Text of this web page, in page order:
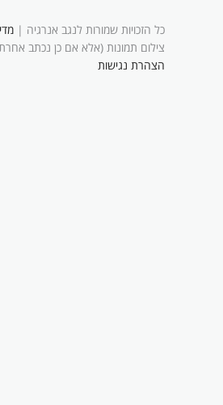
כל הזכויות שמורות לנגב אנרגיה |
צילום תמונות (אלא אם כן נכתב
הצהרת נגישות